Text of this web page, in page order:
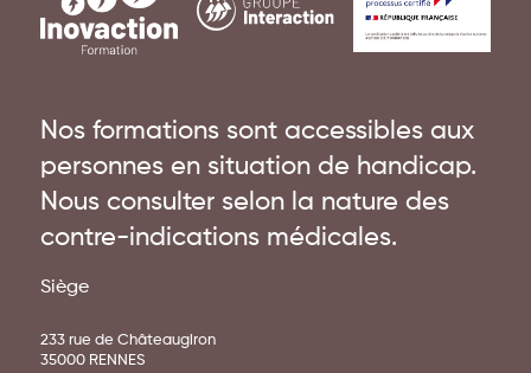
Nos formations sont accessibles aux
personnes en situation de handicap.
Nous consulter selon la nature des
contre-indications médicales.
Siège
233 rue de Châteaugiron
35000 RENNES